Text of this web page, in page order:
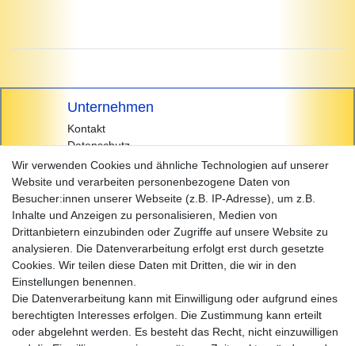
Unternehmen
Kontakt
Datenschutz
AGB
Impressum
Einkaufen
Zahlungsarten
Versandarten & -kosten
Widerrufsrecht
Warenkorb
Zur Kasse
Hilfe
Wir verwenden Cookies und ähnliche Technologien auf unserer
Website und verarbeiten personenbezogene Daten von
Besucher:innen unserer Webseite (z.B. IP-Adresse), um z.B.
Inhalte und Anzeigen zu personalisieren, Medien von
Drittanbietern einzubinden oder Zugriffe auf unsere Website zu
analysieren. Die Datenverarbeitung erfolgt erst durch gesetzte
Cookies. Wir teilen diese Daten mit Dritten, die wir in den
Einstellungen benennen.
Die Datenverarbeitung kann mit Einwilligung oder aufgrund eines
berechtigten Interesses erfolgen. Die Zustimmung kann erteilt
oder abgelehnt werden. Es besteht das Recht, nicht einzuwilligen